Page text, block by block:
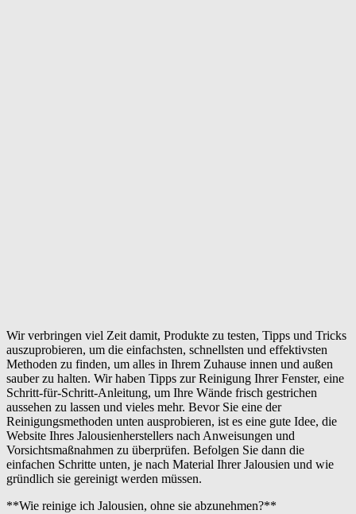
Wir verbringen viel Zeit damit, Produkte zu testen, Tipps und Tricks
auszuprobieren, um die einfachsten, schnellsten und effektivsten
Methoden zu finden, um alles in Ihrem Zuhause innen und außen
sauber zu halten. Wir haben Tipps zur Reinigung Ihrer Fenster, eine
Schritt-für-Schritt-Anleitung, um Ihre Wände frisch gestrichen
aussehen zu lassen und vieles mehr. Bevor Sie eine der
Reinigungsmethoden unten ausprobieren, ist es eine gute Idee, die
Website Ihres Jalousienherstellers nach Anweisungen und
Vorsichtsmaßnahmen zu überprüfen. Befolgen Sie dann die
einfachen Schritte unten, je nach Material Ihrer Jalousien und wie
gründlich sie gereinigt werden müssen.
**Wie reinige ich Jalousien, ohne sie abzunehmen?**